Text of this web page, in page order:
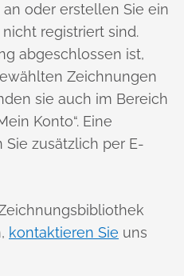
oder erstellen Sie ein
registriert sind.
abgeschlossen ist,
Zeichnungen
sie auch im Bereich
Konto“. Eine
zusätzlich per E-
kontaktieren Sie uns